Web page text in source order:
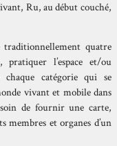
Ru, au début couché,
traditionnellement quatre
l’espace et/ou
chaque catégorie qui se
vivant et mobile dans
de fournir une carte,
membres et organes d’un